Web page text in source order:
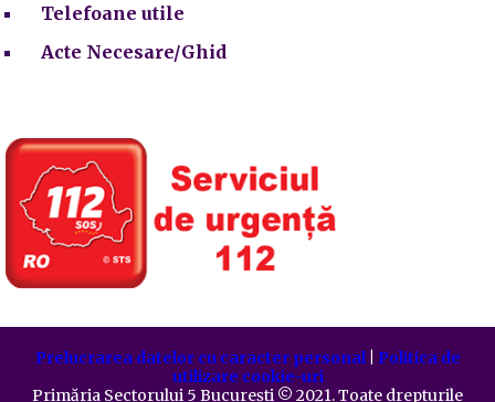
Telefoane utile
Acte Necesare/Ghid
Prelucrarea datelor cu caracter personal| Politica de
utilizare cookie-uri
Primăria Sectorului 5 București ©️ 2021. Toate drepturile